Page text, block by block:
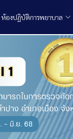
ห้องปฏิบัติการพยาบาล